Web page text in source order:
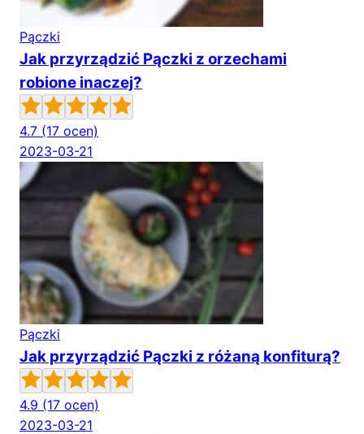
Pączki
Jak przyrządzić Pączki z orzechami
robione inaczej?
4.7 (17 ocen)
2023-03-21
Pączki
Jak przyrządzić Pączki z różaną konfiturą?
4.9 (17 ocen)
2023-03-21